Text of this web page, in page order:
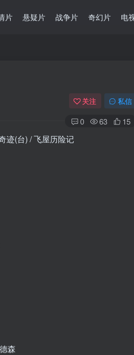
片 悬疑片 战争片 奇幻片 电
关注 私信
0 63 15
(台) / 飞屋历险记
森